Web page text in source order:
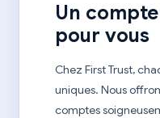
Un
pour vous
Chez First Trust,
uniques. Nous
comptes